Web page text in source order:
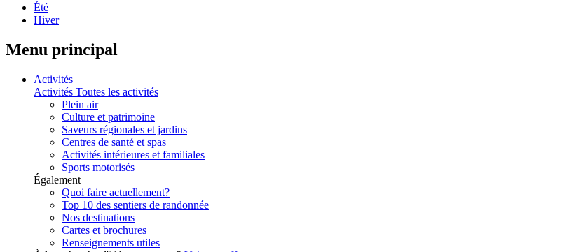
Été
Hiver
Menu principal
Activités
Activités Toutes les activités
Plein air
Culture et patrimoine
Saveurs régionales et jardins
Centres de santé et spas
Activités intérieures et familiales
Sports motorisés
Également
Quoi faire actuellement?
Top 10 des sentiers de randonnée
Nos destinations
Cartes et brochures
Renseignements utiles